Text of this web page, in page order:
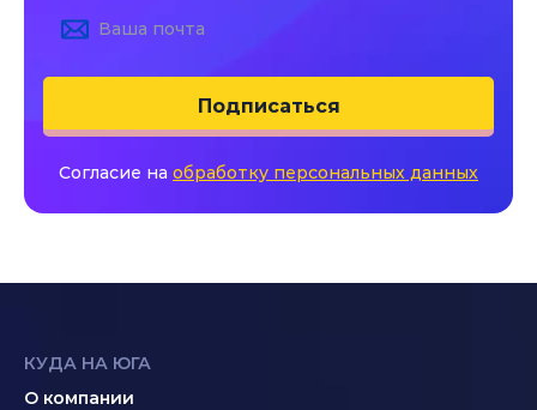
Подписаться
Согласие на обработку персональных данных
КУДА НА ЮГА
О компании